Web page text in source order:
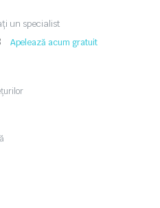
un specialist
Apelează acum gratuit